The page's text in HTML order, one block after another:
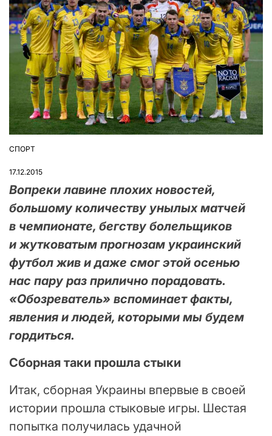
ОПУБЛІКУВАТИ
СПОРТ
17.12.2015
Вопреки лавине плохих новостей,
большому количеству унылых матчей
в чемпионате, бегству болельщиков
и жутковатым прогнозам украинский
футбол жив и даже смог этой осенью
нас пару раз прилично порадовать.
«Обозреватель» вспоминает факты,
явления и людей, которыми мы будем
гордиться.
Сборная таки прошла стыки
Итак, сборная Украины впервые в своей
истории прошла стыковые игры. Шестая
попытка получилась удачной